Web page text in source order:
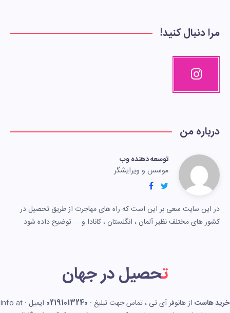
مرا دنبال کنید!
درباره من
توسعه دهنده وب
موسس و ویرایشگر
در این سایت سعی بر این است که راه های مهاجرت از طریق تحصیل در
کشور های مختلف نظیر آلمان ، انگلستان ، کانادا و ... توضیح داده شود.
تحصیل در جهان
خرید هاست از هانوفر آی تی ، تماس جهت تبلیغ : 02191013240
ایمیل : info at